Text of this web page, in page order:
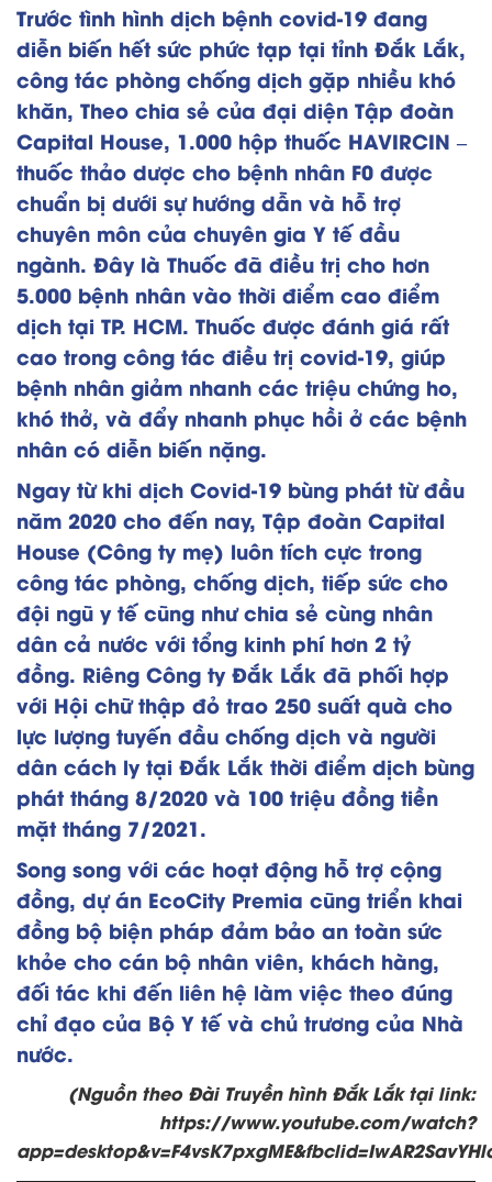
Trước tình hình dịch bệnh covid-19 đang
diễn biến hết sức phức tạp tại tỉnh Đắk Lắk,
công tác phòng chống dịch gặp nhiều khó
khăn, Theo chia sẻ của đại diện Tập đoàn
Capital House, 1.000 hộp thuốc HAVIRCIN –
thuốc thảo dược cho bệnh nhân F0 được
chuẩn bị dưới sự hướng dẫn và hỗ trợ
chuyên môn của chuyên gia Y tế đầu
ngành. Đây là Thuốc đã điều trị cho hơn
5.000 bệnh nhân vào thời điểm cao điểm
dịch tại TP. HCM. Thuốc được đánh giá rất
cao trong công tác điều trị covid-19, giúp
bệnh nhân giảm nhanh các triệu chứng ho,
khó thở, và đẩy nhanh phục hồi ở các bệnh
nhân có diễn biến nặng.
Ngay từ khi dịch Covid-19 bùng phát từ đầu
năm 2020 cho đến nay, Tập đoàn Capital
House (Công ty mẹ) luôn tích cực trong
công tác phòng, chống dịch, tiếp sức cho
đội ngũ y tế cũng như chia sẻ cùng nhân
dân cả nước với tổng kinh phí hơn 2 tỷ
đồng. Riêng Công ty Đắk Lắk đã phối hợp
với Hội chữ thập đỏ trao 250 suất quà cho
lực lượng tuyến đầu chống dịch và người
dân cách ly tại Đắk Lắk thời điểm dịch bùng
phát tháng 8/2020 và 100 triệu đồng tiền
mặt tháng 7/2021.
Song song với các hoạt động hỗ trợ cộng
đồng, dự án EcoCity Premia cũng triển khai
đồng bộ biện pháp đảm bảo an toàn sức
khỏe cho cán bộ nhân viên, khách hàng,
đối tác khi đến liên hệ làm việc theo đúng
chỉ đạo của Bộ Y tế và chủ trương của Nhà
nước.
(Nguồn theo Đài Truyền hình Đắk Lắk tại link:
https://www.youtube.com/watch?